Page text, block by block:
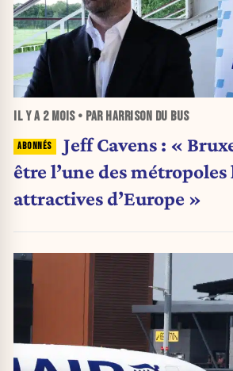
IL Y A 2 MOIS• PAR HARRISON DU BUS
Jeff Cavens : «
être l’une des métropoles
attractives d’Europe »